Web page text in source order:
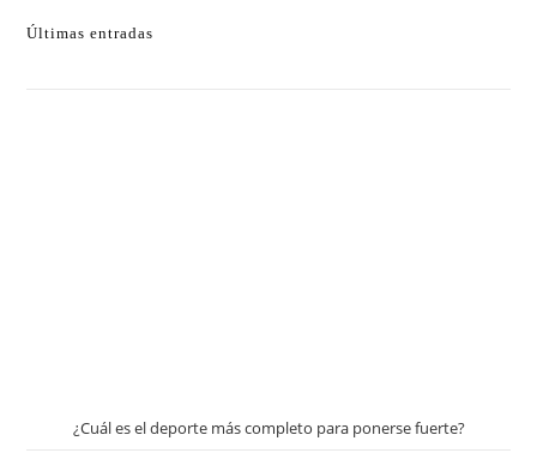
Últimas entradas
¿Cuál es el deporte más completo para ponerse fuerte?